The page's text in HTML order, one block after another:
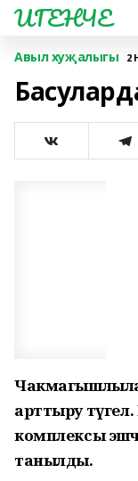
ИГЕНЧЕ
Авыл хуҗалыгы 2
арттыру
комплексы
танылды.